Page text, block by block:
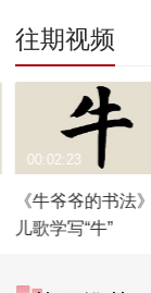
往期视频
《牛爷爷的书法
儿歌学写“牛”
00:02:23